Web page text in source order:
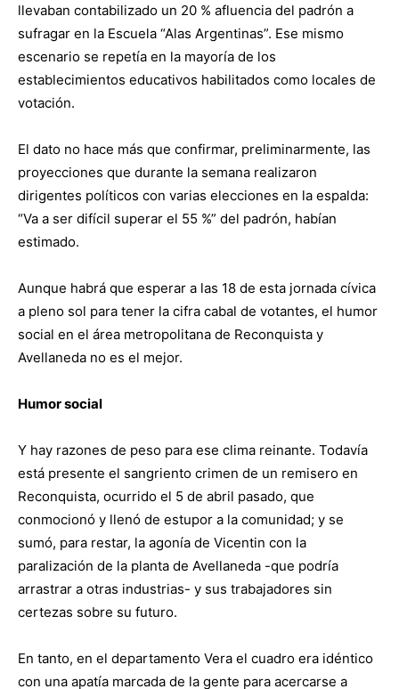
llevaban contabilizado un 20 % afluencia del padrón a
sufragar en la Escuela “Alas Argentinas”. Ese mismo
escenario se repetía en la mayoría de los
establecimientos educativos habilitados como locales de
votación.
El dato no hace más que confirmar, preliminarmente, las
proyecciones que durante la semana realizaron
dirigentes políticos con varias elecciones en la espalda:
“Va a ser difícil superar el 55 %” del padrón, habían
estimado.
Aunque habrá que esperar a las 18 de esta jornada cívica
a pleno sol para tener la cifra cabal de votantes, el humor
social en el área metropolitana de Reconquista y
Avellaneda no es el mejor.
Humor social
Y hay razones de peso para ese clima reinante. Todavía
está presente el sangriento crimen de un remisero en
Reconquista, ocurrido el 5 de abril pasado, que
conmocionó y llenó de estupor a la comunidad; y se
sumó, para restar, la agonía de Vicentin con la
paralización de la planta de Avellaneda -que podría
arrastrar a otras industrias- y sus trabajadores sin
certezas sobre su futuro.
En tanto, en el departamento Vera el cuadro era idéntico
con una apatía marcada de la gente para acercarse a